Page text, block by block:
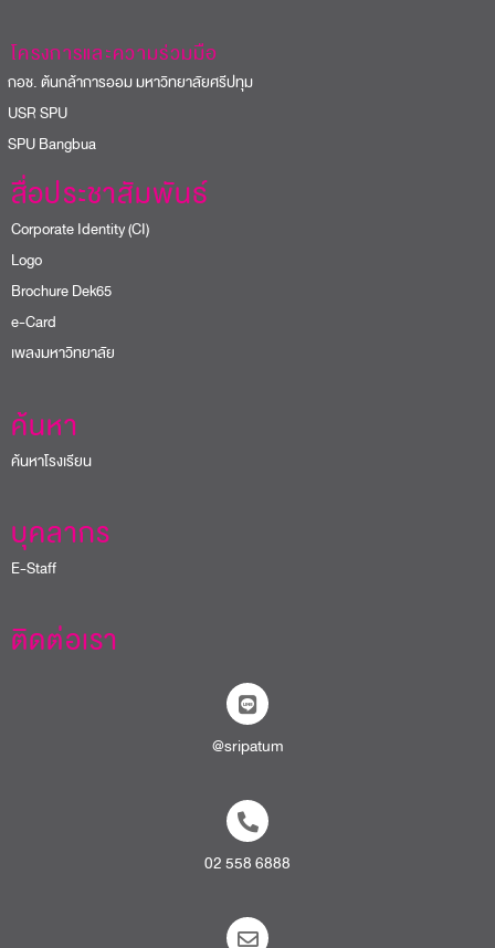
โครงการและความร่วมมือ
ช. ต้นกล้าการออม มหาวิทยาลัยศรีปทุม
SPU
Bangbua
สื่อประชาสัมพันธ์
Corporate Identity (CI)
Logo
Brochure Dek65
e-Card
เพลงมหาวิทยาลัย
ค้นหา
ค้นหาโรงเรียน
บุคลากร
E-Staff
ติดต่อเรา
@sripatum
02 558 6888